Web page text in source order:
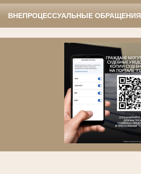
ВНЕПРОЦЕССУАЛЬНЫЕ ОБРАЩЕНИЯ